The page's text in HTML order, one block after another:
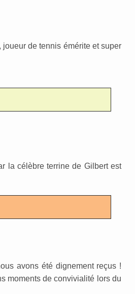
de tennis émérite et super
la célèbre terrine de Gilbert est
avons été dignement reçus !
moments de convivialité lors du